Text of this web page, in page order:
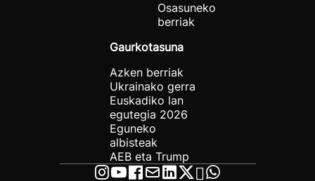
Osasuneko
berriak
Gaurkotasuna
Azken berriak
Ukrainako gerra
Euskadiko lan
egutegia 2026
Eguneko
albisteak
AEB eta Trump